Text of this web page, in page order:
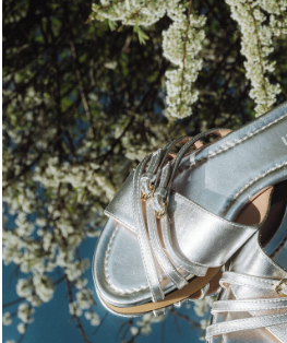
Blending sass and class, the